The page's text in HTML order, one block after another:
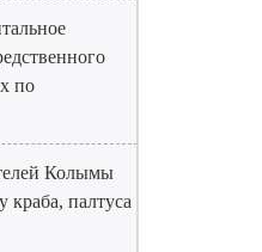
по
Колымы
краба, палтуса